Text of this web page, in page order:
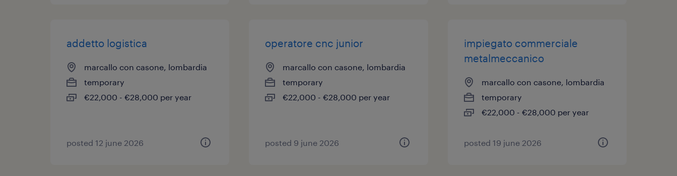
addetto logistica
marcallo con casone, lombardia
temporary
€22,000 - €28,000 per year
posted 12 june 2026
operatore cnc junior
marcallo con casone, lombardia
temporary
€22,000 - €28,000 per year
posted 9 june 2026
impiegato commerciale
metalmeccanico
marcallo con casone, lombardia
temporary
€22,000 - €28,000 per year
posted 19 june 2026